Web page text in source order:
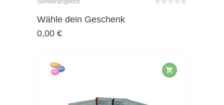
Sonderangebot
Wähle dein Geschenk
0,00 €